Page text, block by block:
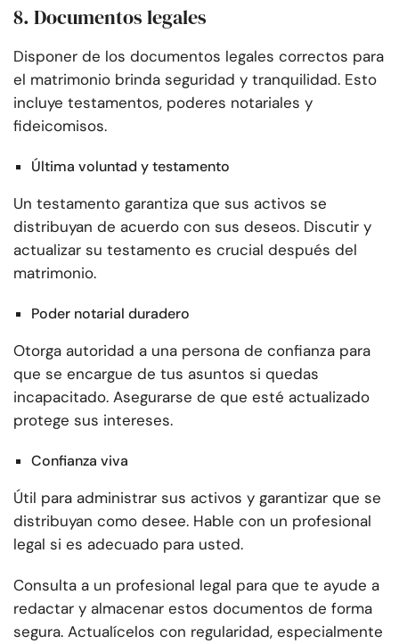
8. Documentos legales
Disponer de los documentos legales correctos para
el matrimonio brinda seguridad y tranquilidad. Esto
incluye testamentos, poderes notariales y
fideicomisos.
Última voluntad y testamento
Un testamento garantiza que sus activos se
distribuyan de acuerdo con sus deseos. Discutir y
actualizar su testamento es crucial después del
matrimonio.
Poder notarial duradero
Otorga autoridad a una persona de confianza para
que se encargue de tus asuntos si quedas
incapacitado. Asegurarse de que esté actualizado
protege sus intereses.
Confianza viva
Útil para administrar sus activos y garantizar que se
distribuyan como desee. Hable con un profesional
legal si es adecuado para usted.
Consulta a un profesional legal para que te ayude a
redactar y almacenar estos documentos de forma
segura. Actualícelos con regularidad, especialmente